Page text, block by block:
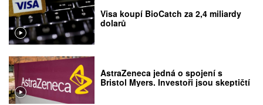
Visa koupí BioCatch za 2,4 miliardy
dolarů
AstraZeneca jedná o spojení s
Bristol Myers. Investoři jsou skeptičtí